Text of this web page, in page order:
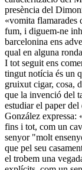
presència del
«vomita flamarades
fum, i diguem-ne
barcelonina ens
qual en alguna
I tot seguit ens
tingut notícia és un
gruixut cigar, cosa,
que la invenció del
estudiar el paper
González expressa:
fins i tot, com un
senyor "molt
que pel seu
el trobem una